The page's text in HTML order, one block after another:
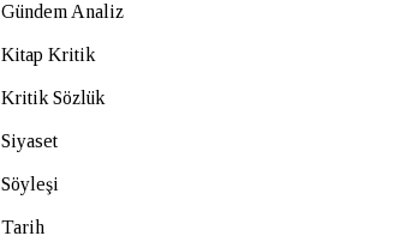
Gündem Analiz
Kitap Kritik
Kritik Sözlük
Siyaset
Söyleşi
Tarih